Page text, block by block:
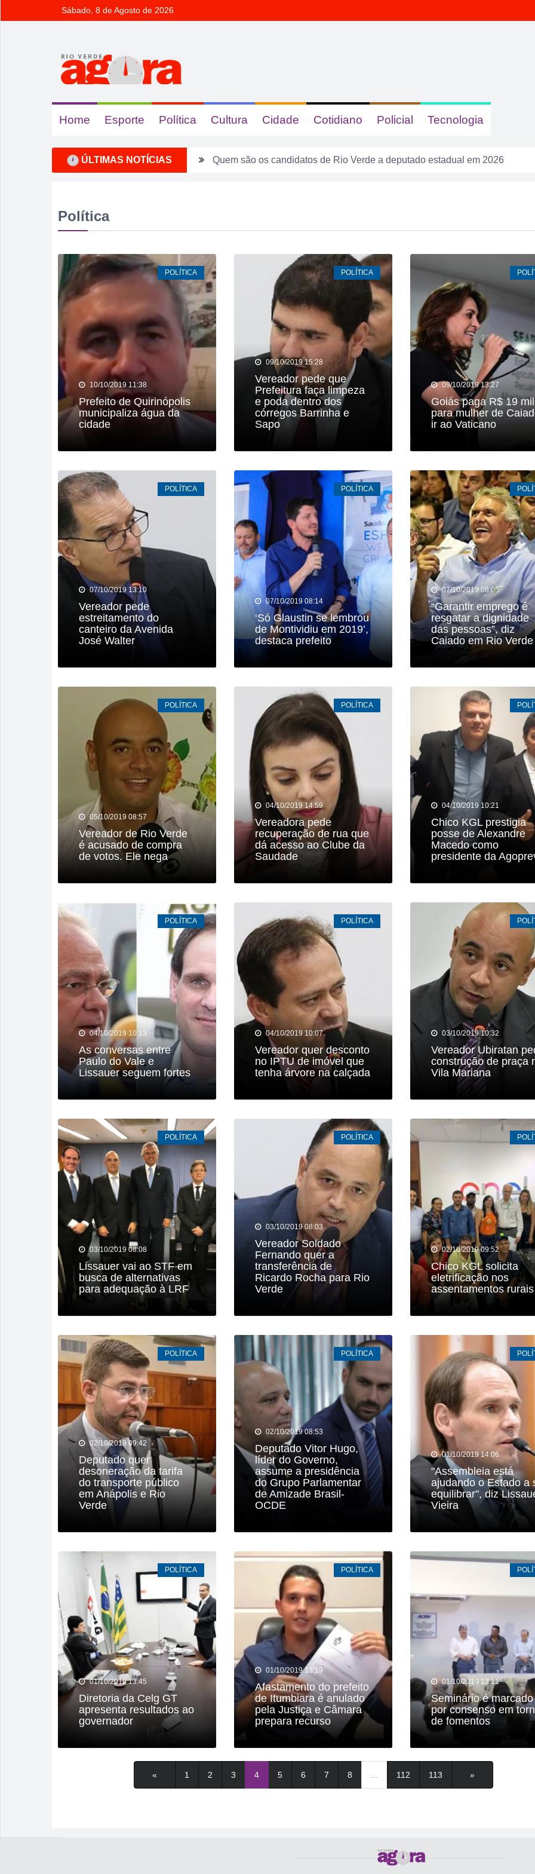
Sábado, 8 de Agosto de 2026
Home Esporte Política Cultura Cidade Cotidiano Policial Tecnologia
ÚLTIMAS NOTÍCIAS Ventos fortes e queimadas colocam Rio Verde em alerta neste fim de
Irmão é preso após mulher ser agredida com chutes e soco na boca
Homem é mantido em cárcere por dois dias, apanha, é ameaçado com
Rio Verde avança nos anos iniciais, mas Ensino Médio acende alerta no
Rio Verde recebe a 2ª etapa do Autocross Brasil e define os campeões do
Buriti Shopping recebe campanha gratuita de vacinação em Rio Verde
Quem são os candidatos de Rio Verde a deputado estadual em 2026
Política
POLÍTICA
10/10/2019 11:38
Prefeito de Quirinópolis
municipaliza água da
cidade
POLÍTICA
09/10/2019 15:28
Vereador pede que
Prefeitura faça limpeza
e poda dentro dos
córregos Barrinha e
Sapo
09/10/2019 13:27
Goiás paga R$ 19 mil
para mulher de
ir ao Vaticano
POLÍTICA
07/10/2019 13:10
Vereador pede
estreitamento do
canteiro da Avenida
José Walter
POLÍTICA
07/10/2019 08:14
‘Só Glaustin se lembrou
de Montividiu em 2019’,
destaca prefeito
07/10/2019 08:05
“Garantir emprego é
resgatar a dignidade
das pessoas”, diz
Caiado em Rio Verde
POLÍTICA
05/10/2019 08:57
Vereador de Rio Verde
é acusado de compra
de votos. Ele nega
POLÍTICA
04/10/2019 14:59
Vereadora pede
recuperação de rua que
dá acesso ao Clube da
Saudade
04/10/2019 10:21
Chico KGL prestigia
posse de Alexandre
Macedo como
presidente da
POLÍTICA
04/10/2019 10:13
As conversas entre
Paulo do Vale e
Lissauer seguem fortes
POLÍTICA
04/10/2019 10:07
Vereador quer desconto
no IPTU de imóvel que
tenha árvore na calçada
03/10/2019 10:32
Vereador Ubiratan
construção de praça
Vila Mariana
POLÍTICA
03/10/2019 08:08
Lissauer vai ao STF em
busca de alternativas
para adequação à LRF
POLÍTICA
03/10/2019 08:03
Vereador Soldado
Fernando quer a
transferência de
Ricardo Rocha para Rio
Verde
02/10/2019 09:52
Chico KGL solicita
eletrificação nos
assentamentos rurais
POLÍTICA
02/10/2019 09:42
Deputado quer
desoneração da tarifa
do transporte público
em Anápolis e Rio
Verde
POLÍTICA
02/10/2019 08:53
Deputado Vitor Hugo,
líder do Governo,
assume a presidência
do Grupo Parlamentar
de Amizade Brasil-
OCDE
01/10/2019 14:06
"Assembleia está
ajudando o Estado a
equilibrar", diz
Vieira
POLÍTICA
01/10/2019 13:45
Diretoria da Celg GT
apresenta resultados ao
governador
POLÍTICA
01/10/2019 13:19
Afastamento do prefeito
de Itumbiara é anulado
pela Justiça e Câmara
prepara recurso
01/10/2019 13:11
Seminário é marcado
por consenso em
de fomentos
« 1 2 3 4 5 6 7 8 ... 112 113 »